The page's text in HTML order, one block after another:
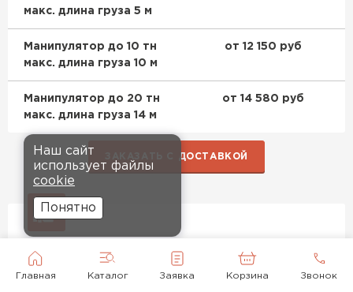
Главная Каталог Заявка Корзина Звонок
макс. длина груза 5 м
Манипулятор до 10 тн
макс. длина груза 10 м
от 12 150 руб
Манипулятор до 20 тн
макс. длина груза 14 м
от 14 580 руб
ЗАКАЗАТЬ С ДОСТАВКОЙ
Заменим дефектный материал или вернём деньги
Наш сайт
использует файлы
cookie
Понятно